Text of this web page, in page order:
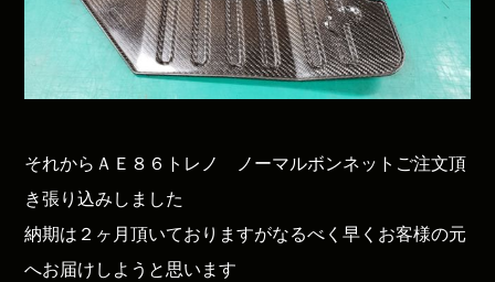
それからＡＥ８６トレノ ノーマルボンネットご注文頂
き張り込みしました
納期は２ヶ月頂いておりますがなるべく早くお客様の元
へお届けしようと思います